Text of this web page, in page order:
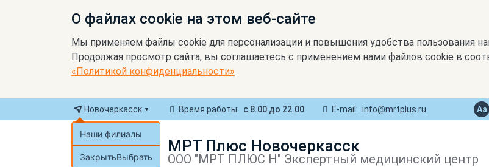
О файлах cookie на этом веб-сайте
Мы применяем файлы cookie для персонализации и повышения удобства пользования
Продолжая просмотр сайта, вы соглашаетесь с применением нами файлов cookie в
«Политикой конфиденциальности»
Новочеркасск
Наши филиалы
ЗакрытьВыбрать
Время работы: с 8.00 до 22.00 E-mail: info@mrtplus.ru
МРТ Плюс Новочеркасск
ООО "МРТ ПЛЮС Н" Экспертный медицинский центр